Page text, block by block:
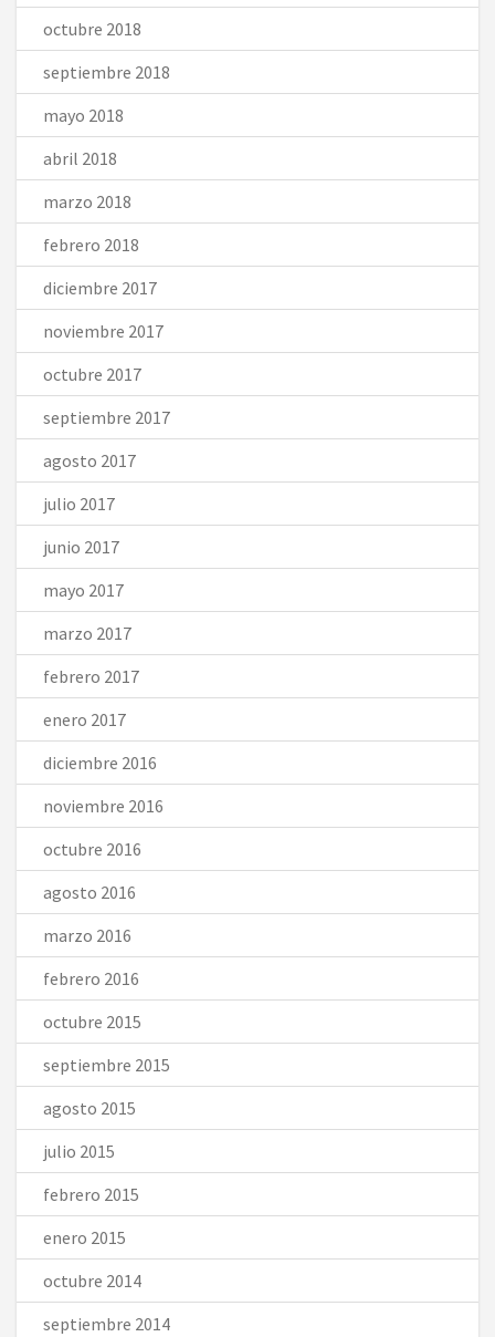
octubre 2018
septiembre 2018
mayo 2018
abril 2018
marzo 2018
febrero 2018
diciembre 2017
noviembre 2017
octubre 2017
septiembre 2017
agosto 2017
julio 2017
junio 2017
mayo 2017
marzo 2017
febrero 2017
enero 2017
diciembre 2016
noviembre 2016
octubre 2016
agosto 2016
marzo 2016
febrero 2016
octubre 2015
septiembre 2015
agosto 2015
julio 2015
febrero 2015
enero 2015
octubre 2014
septiembre 2014